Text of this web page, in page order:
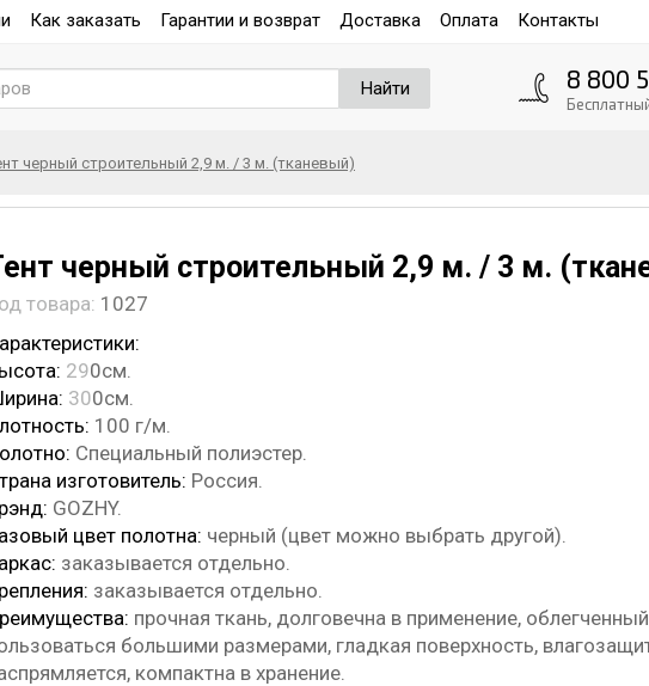
Как заказать Гарантии и возврат Доставка Оплата Контакты
Найти 8 800
черный строительный 2,9 м. / 3 м. (тканевый)
черный строительный 2,9 м. / 3 м.
товара: 1027
290см.
300см.
100 г/м.
Специальный полиэстер.
изготовитель: Россия.
GOZHY.
цвет полотна: черный (цвет можно выбрать другой).
заказывается отдельно.
заказывается отдельно.
прочная ткань, долговечна в применение,
большими размерами, гладкая поверхность,
компактна в хранение.